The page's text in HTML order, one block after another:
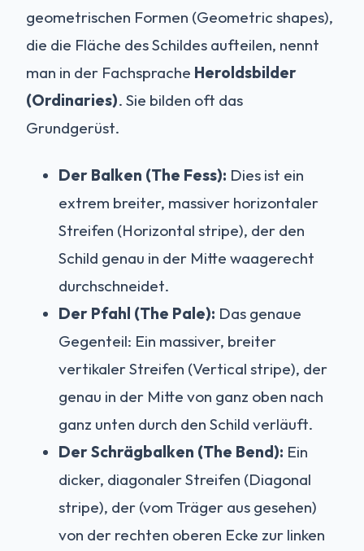
geometrischen Formen (Geometric shapes),
die die Fläche des Schildes aufteilen, nennt
man in der Fachsprache Heroldsbilder
(Ordinaries). Sie bilden oft das
Grundgerüst.
Der Balken (The Fess): Dies ist ein
extrem breiter, massiver horizontaler
Streifen (Horizontal stripe), der den
Schild genau in der Mitte waagerecht
durchschneidet.
Der Pfahl (The Pale): Das genaue
Gegenteil: Ein massiver, breiter
vertikaler Streifen (Vertical stripe), der
genau in der Mitte von ganz oben nach
ganz unten durch den Schild verläuft.
Der Schrägbalken (The Bend): Ein
dicker, diagonaler Streifen (Diagonal
stripe), der (vom Träger aus gesehen)
von der rechten oberen Ecke zur linken